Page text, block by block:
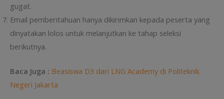
gugat.
Email pemberitahuan hanya dikirimkan kepada peserta yang
dinyatakan lolos untuk melanjutkan ke tahap seleksi
berikutnya.
Baca Juga : Beasiswa D3 dari LNG Academy di Politeknik
Negeri Jakarta